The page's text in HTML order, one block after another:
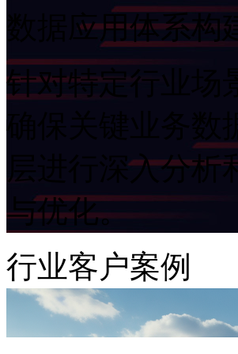
数据应用体系构建
针对特定行业场景
确保关键业务数
层进行深入分析
与优化。
行业客户案例